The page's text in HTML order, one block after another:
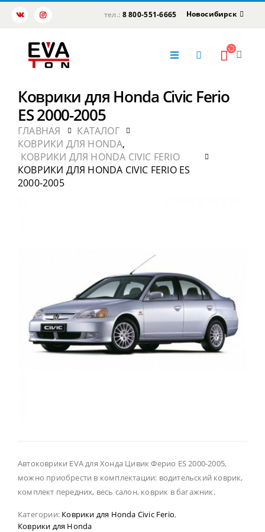
тел.: 8 800-551-6665 Новосибирск
Коврики для Honda Civic Ferio
ES 2000-2005
ГЛАВНАЯ
КАТАЛОГ
КОВРИКИ ДЛЯ HONDA,
КОВРИКИ ДЛЯ HONDA CIVIC FERIO
КОВРИКИ ДЛЯ HONDA CIVIC FERIO ES
2000-2005
Автоковрики EVA для Хонда Цивик Ферио ES 2000-2005,
можно приобрести в комплектации: водительский коврик,
комплект передних, весь салон, коврик в багажник.
Категории: Коврики для Honda Civic Ferio,
Коврики для Honda